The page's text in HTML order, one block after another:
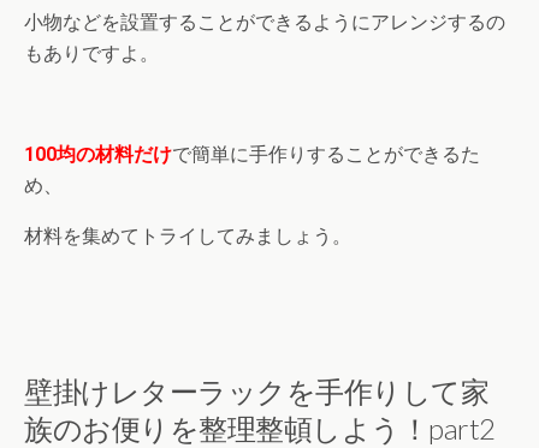
小物などを設置することができるようにアレンジするの
もありですよ。
100均の材料だけで簡単に手作りすることができるた
め、
材料を集めてトライしてみましょう。
壁掛けレターラックを手作りして家
族のお便りを整理整頓しよう！part2